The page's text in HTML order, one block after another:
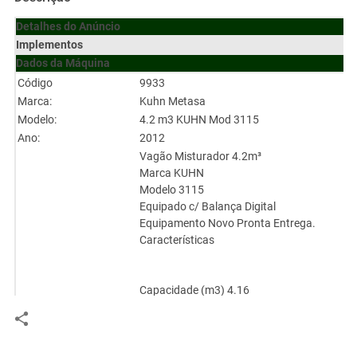
Detalhes do Anúncio
Implementos
Dados da Máquina
Código
9933
Marca:
Kuhn Metasa
Modelo:
4.2 m3 KUHN Mod 3115
Ano:
2012
Vagão Misturador 4.2m³
Marca KUHN
Modelo 3115
Equipado c/ Balança Digital
Equipamento Novo Pronta Entrega.
Características
Capacidade (m3) 4.16